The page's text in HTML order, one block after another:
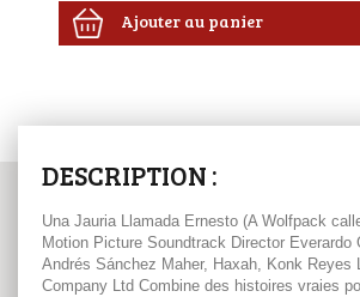
Ajouter au panier
DESCRIPTION :
Una Jauria Llamada Ernesto (A Wolfpack
Motion Picture Soundtrack Director Everardo
Andrés Sánchez Maher, Haxah, Konk Reyes
Company Ltd Combine des histoires vraies